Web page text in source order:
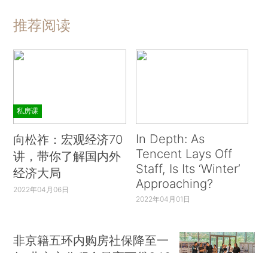
推荐阅读
私房课
向松祚：宏观经济70
讲，带你了解国内外
经济大局
2022年04月06日
In Depth: As
Tencent Lays Off
Staff, Is Its ‘Winter’
Approaching?
2022年04月01日
非京籍五环内购房社保降至一